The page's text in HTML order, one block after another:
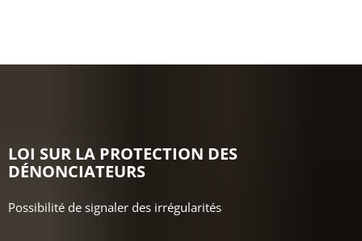
Deutsch
LOI SUR LA PROTECTION DES
DÉNONCIATEURS
Possibilité de signaler des irrégularités